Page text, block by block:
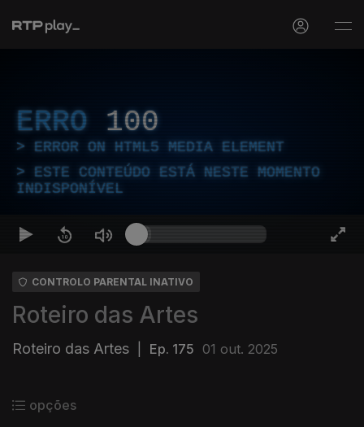
ERRO 100
ERROR ON HTML5 MEDIA ELEMENT
ESTE CONTEÚDO ESTÁ NESTE MOMENTO
INDISPONÍVEL
CONTROLO PARENTAL INATIVO
Roteiro das Artes
Roteiro das Artes Ep. 175 01 out. 2025
opções